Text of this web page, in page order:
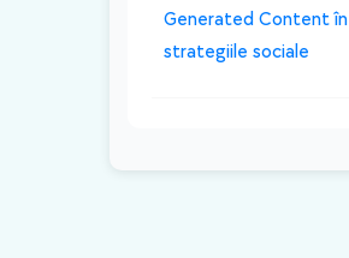
Generated Content în
strategiile sociale